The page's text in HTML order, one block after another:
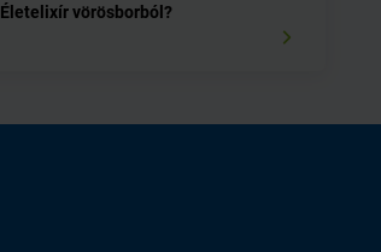
Életelixír vörösborból?